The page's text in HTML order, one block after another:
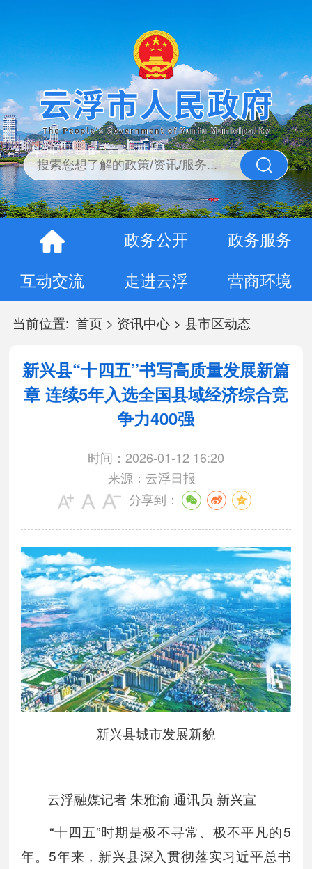
政务公开
政务服务
互动交流
走进云浮 营商环境
当前位置: 首页> 资讯中心> 县市区动态
新兴县“十四五”书写高质量发展新篇
章 连续5年入选全国县域经济综合竞
争力400强
时间：2026-01-12 16:20
来源：云浮日报
分享到：
新兴县城市发展新貌
云浮融媒记者 朱雅渝 通讯员 新兴宣
“十四五”时期是极不寻常、极不平凡的5
年。5年来，新兴县深入贯彻落实习近平总书